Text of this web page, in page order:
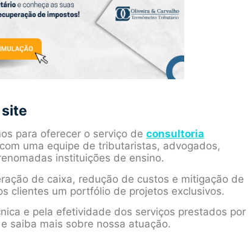
para oferecer o serviço de consultoria
uma equipe de tributaristas, advogados,
instituições de ensino.
de caixa, redução de custos e mitigação de
clientes um portfólio de projetos exclusivos.
e pela efetividade dos serviços prestados por
saiba mais sobre nossa atuação.